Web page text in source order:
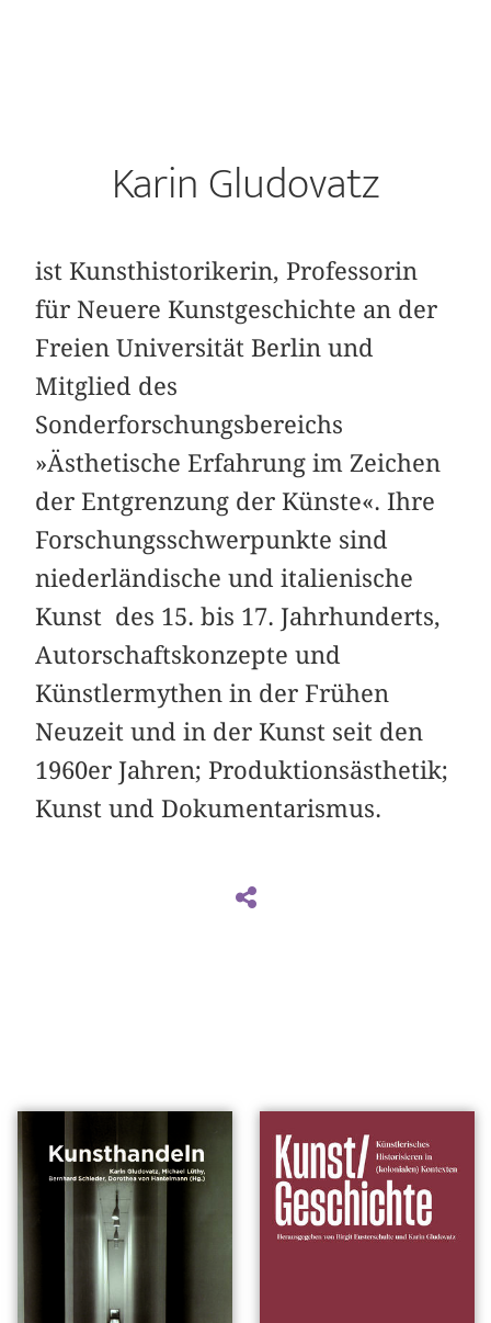
Karin Gludovatz
ist Kunsthistorikerin, Professorin
für Neuere Kunstgeschichte an der
Freien Universität Berlin und
Mitglied des
Sonderforschungsbereichs
»Ästhetische Erfahrung im Zeichen
der Entgrenzung der Künste«. Ihre
Forschungsschwerpunkte sind
niederländische und italienische
Kunst des 15. bis 17. Jahrhunderts,
Autorschaftskonzepte und
Künstlermythen in der Frühen
Neuzeit und in der Kunst seit den
1960er Jahren; Produktionsästhetik;
Kunst und Dokumentarismus.